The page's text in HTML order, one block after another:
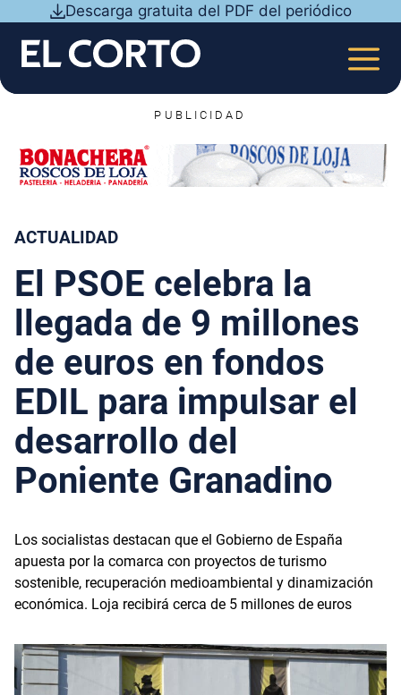
contenido
Descarga gratuita del PDF del periódico
PUBLICIDAD
ACTUALIDAD
El PSOE celebra la
llegada de 9 millones
de euros en fondos
EDIL para impulsar el
desarrollo del
Poniente Granadino
Los socialistas destacan que el Gobierno de España
apuesta por la comarca con proyectos de turismo
sostenible, recuperación medioambiental y dinamización
económica. Loja recibirá cerca de 5 millones de euros